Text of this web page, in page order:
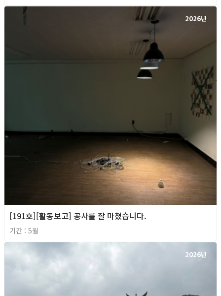
2026년
[191호][활동보고] 공사를 잘 마쳤습니다.
기간 : 5월
2026년